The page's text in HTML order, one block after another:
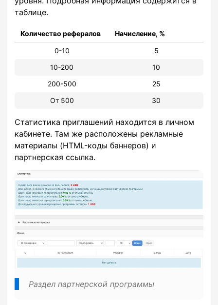
таблице.
Количество рефералов Начисление, %
0-10
5
10-200
10
200-500
25
От 500
30
Статистика приглашений находится в личном
кабинете. Там же расположены рекламные
материалы (HTML-коды баннеров) и
партнерская ссылка.
Раздел партнерской программы